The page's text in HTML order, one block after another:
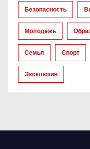
а
п
Безопасность
Молодёжь
Семья Спорт
Эксклюзив